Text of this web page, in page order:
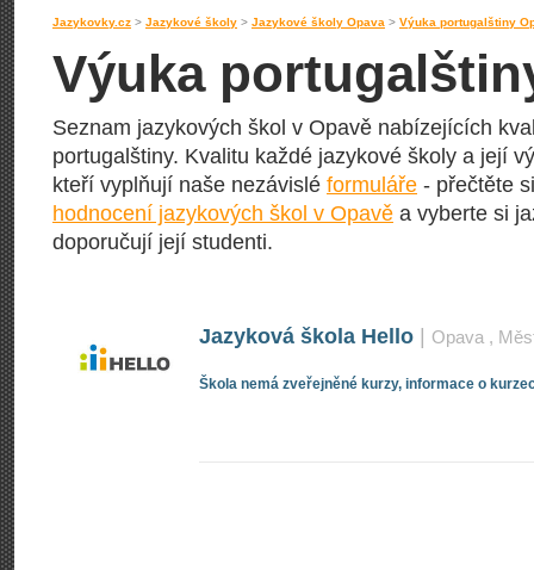
Jazykovky.cz > Jazykové školy > Jazykové školy Opava > Výuka portugalštiny
Výuka
Seznam jazykových škol v Opavě nabízejících
portugalštiny. Kvalitu každé jazykové školy a její
kteří vyplňují naše nezávislé formuláře - přečtěte
hodnocení jazykových škol v Opavě a vyberte si
doporučují její studenti.
Jazyková škola Hello Opava ,
Škola nemá zveřejněné kurzy, informace o